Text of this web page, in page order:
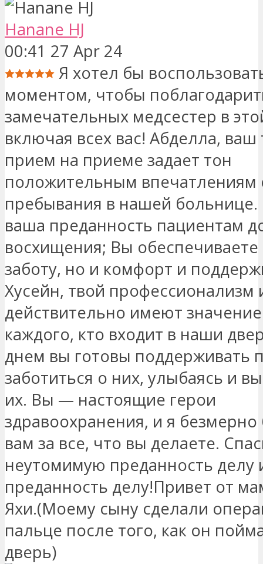
Hanane HJ
00:41 27 Apr 24
Я хотел бы
моментом, чтобы
замечательных медсестер в
включая всех вас! Абделла,
прием на приеме задает тон
положительным впечатлениям
пребывания в нашей
ваша преданность пациентам
восхищения; Вы обеспечиваете
заботу, но и комфорт и
Хусейн, твой профессионализм
действительно имеют
каждого, кто входит в наши
днем ​​вы готовы поддерживать
заботиться о них, улыбаясь и
их. Вы — настоящие герои
здравоохранения, и я безмерно
вам за все, что вы делаете.
неутомимую преданность делу
преданность делу!Привет от
Яхи.(Моему сыну сделали
пальце после того, как он
дверь)